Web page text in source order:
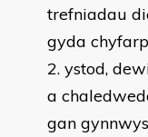
trefniadau
gyda
ystod,
a
gan